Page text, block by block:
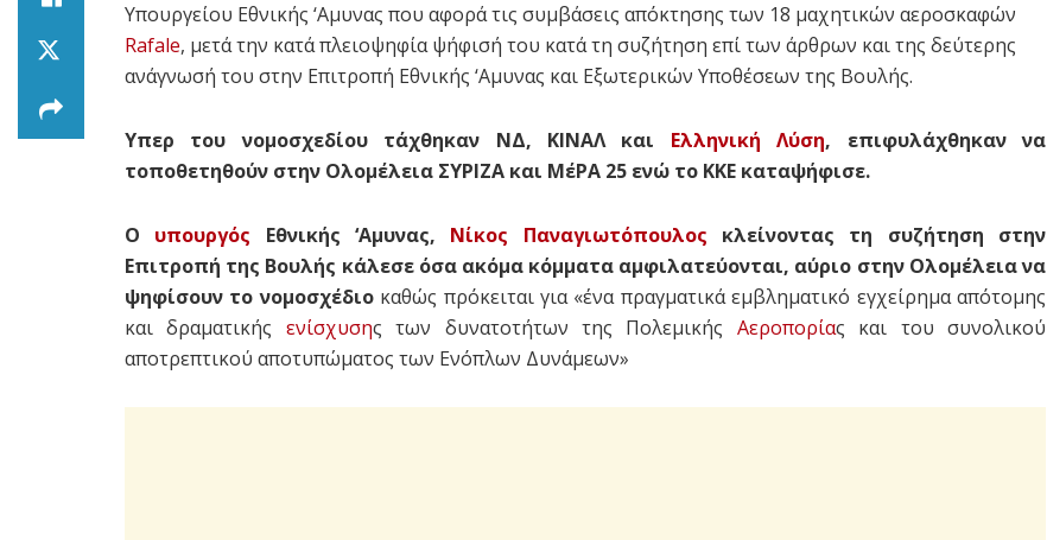
Υπουργείου Εθνικής ‘Αμυνας που αφορά τις συμβάσεις απόκτησης των 18 μαχητικών αεροσκαφών
Rafale, μετά την κατά πλειοψηφία ψήφισή του κατά τη συζήτηση επί των άρθρων και της δεύτερης
ανάγνωσή του στην Επιτροπή Εθνικής ‘Αμυνας και Εξωτερικών Υποθέσεων της Βουλής.
Υπερ του νομοσχεδίου τάχθηκαν ΝΔ, ΚΙΝΑΛ και Ελληνική Λύση, επιφυλάχθηκαν να
τοποθετηθούν στην Ολομέλεια ΣΥΡΙΖΑ και ΜέΡΑ 25 ενώ το ΚΚΕ καταψήφισε.
Ο υπουργός Εθνικής ‘Αμυνας, Νίκος Παναγιωτόπουλος κλείνοντας τη συζήτηση στην
Επιτροπή της Βουλής κάλεσε όσα ακόμα κόμματα αμφιλατεύονται, αύριο στην Ολομέλεια να
ψηφίσουν το νομοσχέδιοκαθώς πρόκειται για «ένα πραγματικά εμβληματικό εγχείρημα απότομης
και δραματικής ενίσχυσης των δυνατοτήτων της Πολεμικής Αεροπορίας και του συνολικού
αποτρεπτικού αποτυπώματος των Ενόπλων Δυνάμεων»